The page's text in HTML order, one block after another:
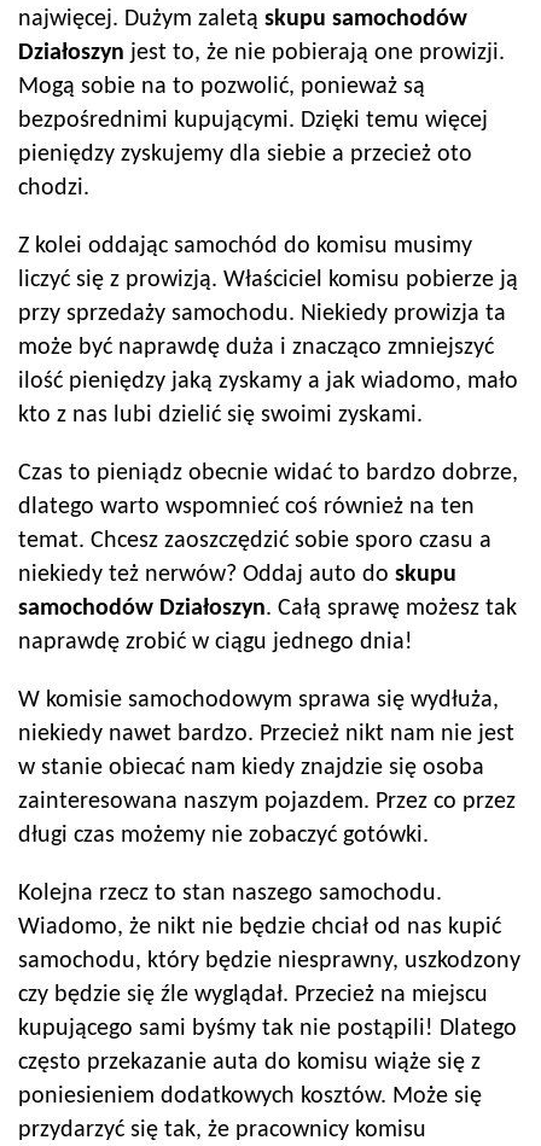
najwięcej. Dużym zaletą skupu samochodów
Działoszyn jest to, że nie pobierają one prowizji.
Mogą sobie na to pozwolić, ponieważ są
bezpośrednimi kupującymi. Dzięki temu więcej
pieniędzy zyskujemy dla siebie a przecież oto
chodzi.
Z kolei oddając samochód do komisu musimy
liczyć się z prowizją. Właściciel komisu pobierze ją
przy sprzedaży samochodu. Niekiedy prowizja ta
może być naprawdę duża i znacząco zmniejszyć
ilość pieniędzy jaką zyskamy a jak wiadomo, mało
kto z nas lubi dzielić się swoimi zyskami.
Czas to pieniądz obecnie widać to bardzo dobrze,
dlatego warto wspomnieć coś również na ten
temat. Chcesz zaoszczędzić sobie sporo czasu a
niekiedy też nerwów? Oddaj auto do skupu
samochodów Działoszyn. Całą sprawę możesz tak
naprawdę zrobić w ciągu jednego dnia!
W komisie samochodowym sprawa się wydłuża,
niekiedy nawet bardzo. Przecież nikt nam nie jest
w stanie obiecać nam kiedy znajdzie się osoba
zainteresowana naszym pojazdem. Przez co przez
długi czas możemy nie zobaczyć gotówki.
Kolejna rzecz to stan naszego samochodu.
Wiadomo, że nikt nie będzie chciał od nas kupić
samochodu, który będzie niesprawny, uszkodzony
czy będzie się źle wyglądał. Przecież na miejscu
kupującego sami byśmy tak nie postąpili! Dlatego
często przekazanie auta do komisu wiąże się z
poniesieniem dodatkowych kosztów. Może się
przydarzyć się tak, że pracownicy komisu